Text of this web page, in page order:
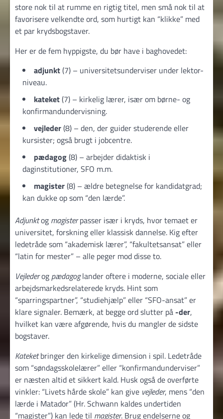
store nok til at rumme en rigtig titel, men små nok til at
favorisere velkendte ord, som hurtigt kan “klikke” med
et par krydsbogstaver.
Her er de fem hyppigste, du bør have i baghovedet:
adjunkt(7) – universitetsunderviser under lektor-
niveau.
kateket(7) – kirkelig lærer, især om børne- og
konfirmandundervisning.
vejleder(8) – den, der guider studerende eller
kursister; også brugt i jobcentre.
pædagog(8) – arbejder didaktisk i
daginstitutioner, SFO m.m.
magister(8) – ældre betegnelse for kandidatgrad;
kan dukke op som “den lærde”.
Adjunktog magisterpasser især i kryds, hvor temaet er
universitet, forskning eller klassisk dannelse. Kig efter
ledetråde som “akademisk lærer”, “fakultetsansat” eller
“latin for mester” – alle peger mod disse to.
Vejlederog pædagoglander oftere i moderne, sociale eller
arbejdsmarkedsrelaterede kryds. Hint som
“sparringspartner”, “studiehjælp” eller “SFO-ansat” er
klare signaler. Bemærk, at begge ord slutter på -der,
hvilket kan være afgørende, hvis du mangler de sidste
bogstaver.
Kateketbringer den kirkelige dimension i spil. Ledetråde
som “søndagsskolelærer” eller “konfirmandunderviser”
er næsten altid et sikkert kald. Husk også de overførte
vinkler: “Livets hårde skole” kan give vejleder, mens “den
lærde i Matador” (Hr. Schwann kaldes undertiden
“magister”) kan lede til magister. Brug endelserne og